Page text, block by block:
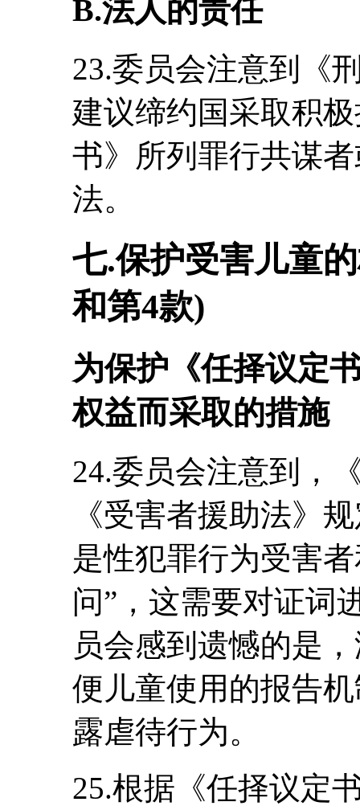
B.法人的责任
23.委员会注意到《
建议缔约国采取积
书》所列罪行共谋
法。
七.保护受害儿童
和第4款)
为保护《任择议定
权益而采取的措施
24.委员会注意到，
《受害者援助法》
是性犯罪行为受害
问”，这需要对证词
员会感到遗憾的是
便儿童使用的报告
露虐待行为。
25.根据《任择议定